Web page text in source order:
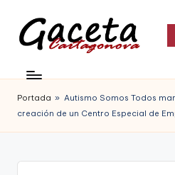
Saltar
contenido
c
e
t
Gaceta
Cartagonova,
La
que
Portada » Autismo Somos Todos
creación de un Centro Especial de